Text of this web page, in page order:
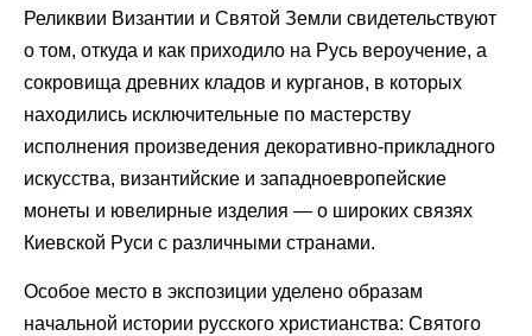
Реликвии Византии и Святой Земли свидетельствуют
о том, откуда и как приходило на Русь вероучение, а
сокровища древних кладов и курганов, в которых
находились исключительные по мастерству
исполнения произведения декоративно-прикладного
искусства, византийские и западноевропейские
монеты и ювелирные изделия — о широких связях
Киевской Руси с различными странами.
Особое место в экспозиции уделено образам
начальной истории русского христианства: Святого